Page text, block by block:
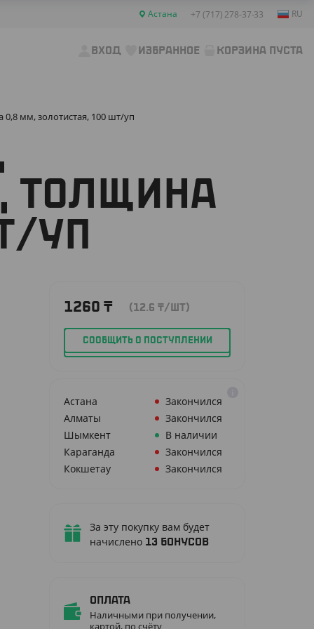
Астана +7 (717) 278-37-33 RU
ВХОД ИЗБРАННОЕ КОРЗИНА ПУСТА
мм, золотистая, 100 шт/уп
ТОЛЩИНА
УП
1260 ₸ (12.6 ₸/ШТ)
СООБЩИТЬ О ПОСТУПЛЕНИИ
Астана
Закончился
Алматы
Закончился
Шымкент
В наличии
Караганда
Закончился
Кокшетау
Закончился
За эту покупку вам будет
начислено 13 бонусов
Оплата
Наличными при получении,
картой, по счёту